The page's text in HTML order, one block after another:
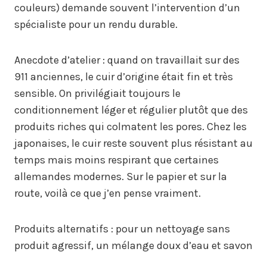
couleurs) demande souvent l’intervention d’un
spécialiste pour un rendu durable.
Anecdote d’atelier : quand on travaillait sur des
911 anciennes, le cuir d’origine était fin et très
sensible. On privilégiait toujours le
conditionnement léger et régulier plutôt que des
produits riches qui colmatent les pores. Chez les
japonaises, le cuir reste souvent plus résistant au
temps mais moins respirant que certaines
allemandes modernes. Sur le papier et sur la
route, voilà ce que j’en pense vraiment.
Produits alternatifs : pour un nettoyage sans
produit agressif, un mélange doux d’eau et savon